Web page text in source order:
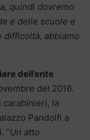
quindi dovremo
e delle scuole e
abbiamo
dell’ente
del 2016.
carabinieri, la
Pandolfi a
“Un atto